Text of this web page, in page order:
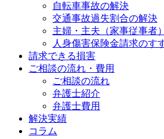
自転車事故の解決
交通事故過失割合の解決
主婦・主夫（家事従事者
人身傷害保険金請求のす
請求できる損害
ご相談の流れ・費用
ご相談の流れ
弁護士紹介
弁護士費用
解決実績
コラム